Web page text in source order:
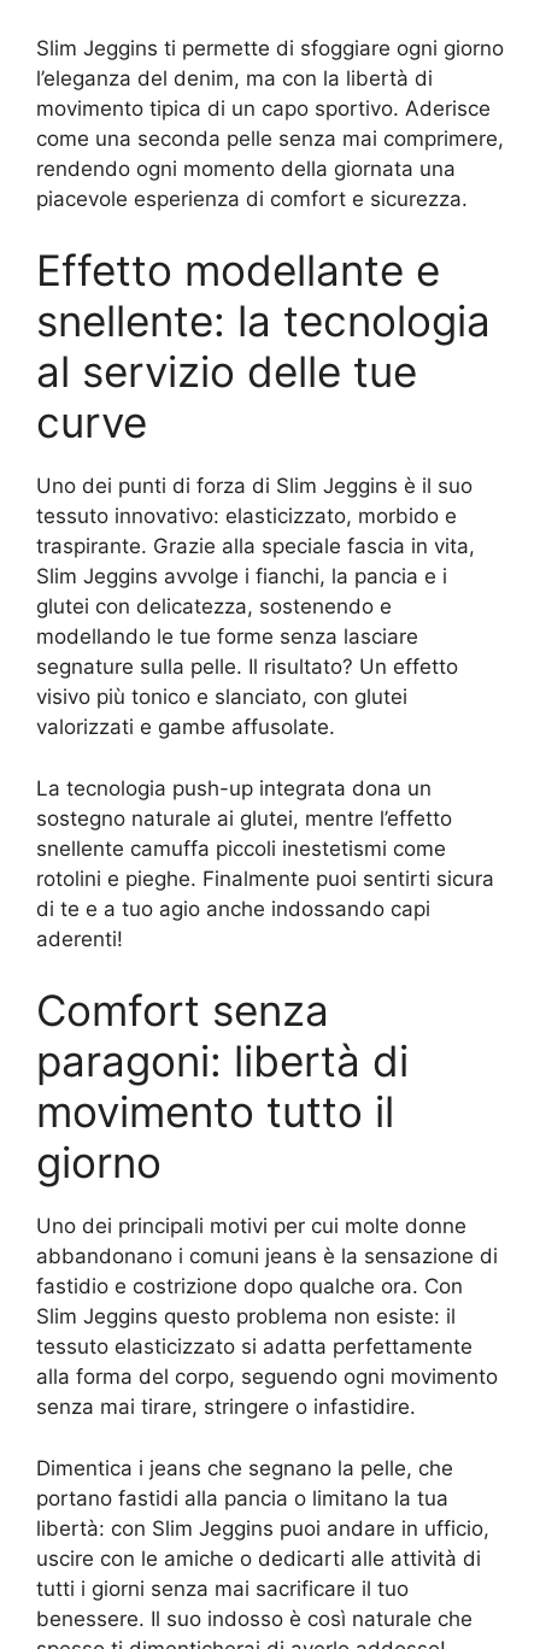
Slim Jeggins ti permette di sfoggiare ogni giorno
l’eleganza del denim, ma con la libertà di
movimento tipica di un capo sportivo. Aderisce
come una seconda pelle senza mai comprimere,
rendendo ogni momento della giornata una
piacevole esperienza di comfort e sicurezza.
Effetto modellante e
snellente: la tecnologia
al servizio delle tue
curve
Uno dei punti di forza di Slim Jeggins è il suo
tessuto innovativo: elasticizzato, morbido e
traspirante. Grazie alla speciale fascia in vita,
Slim Jeggins avvolge i fianchi, la pancia e i
glutei con delicatezza, sostenendo e
modellando le tue forme senza lasciare
segnature sulla pelle. Il risultato? Un effetto
visivo più tonico e slanciato, con glutei
valorizzati e gambe affusolate.
La tecnologia push-up integrata dona un
sostegno naturale ai glutei, mentre l’effetto
snellente camuffa piccoli inestetismi come
rotolini e pieghe. Finalmente puoi sentirti sicura
di te e a tuo agio anche indossando capi
aderenti!
Comfort senza
paragoni: libertà di
movimento tutto il
giorno
Uno dei principali motivi per cui molte donne
abbandonano i comuni jeans è la sensazione di
fastidio e costrizione dopo qualche ora. Con
Slim Jeggins questo problema non esiste: il
tessuto elasticizzato si adatta perfettamente
alla forma del corpo, seguendo ogni movimento
senza mai tirare, stringere o infastidire.
Dimentica i jeans che segnano la pelle, che
portano fastidi alla pancia o limitano la tua
libertà: con Slim Jeggins puoi andare in ufficio,
uscire con le amiche o dedicarti alle attività di
tutti i giorni senza mai sacrificare il tuo
benessere. Il suo indosso è così naturale che